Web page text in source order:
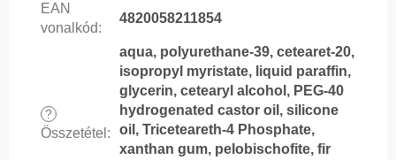
EAN
vonalkód:
4820058211854
?
Összetétel :
aqua, polyurethane-39, cetearet-20,
isopropyl myristate, liquid paraffin,
glycerin, cetearyl alcohol, PEG-40
hydrogenated castor oil, silicone
oil, Triceteareth-4 Phosphate,
xanthan gum, pelobischofite, fir